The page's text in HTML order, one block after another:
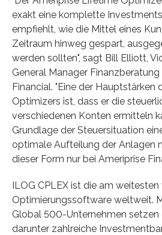
exakt eine komplette
empfiehlt, wie die Mittel eines
Zeitraum hinweg gespart,
werden sollten", sagt Bill Elliott,
General Manager
Financial. "Eine der Hauptstärken
Optimizers ist, dass er die
verschiedenen Konten ermitteln
Grundlage der Steuersituation
optimale Aufteilung der Anlagen
dieser Form nur bei Ameriprise
ILOG CPLEX ist die am
Optimierungssoftware weltweit.
Global 500-Unternehmen setzen
darunter zahlreiche